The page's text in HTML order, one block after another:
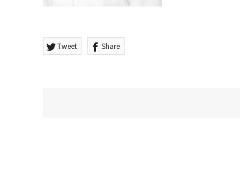
Tweet Share